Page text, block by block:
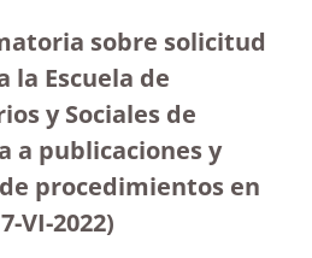
sobre solicitud
la Escuela de
y Sociales de
a publicaciones y
procedimientos en
VI-2022)